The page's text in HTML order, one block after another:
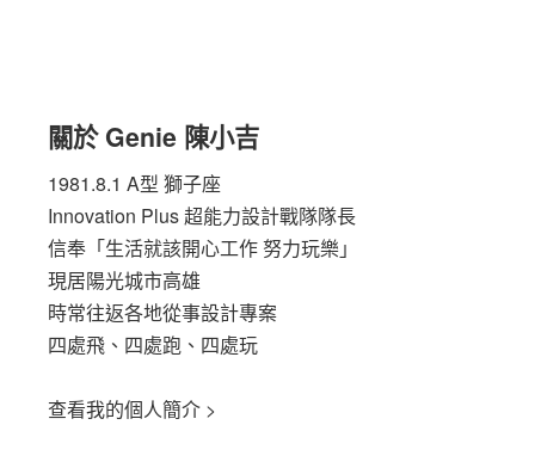
關於 Genie 陳小吉
1981.8.1 A型 獅子座
Innovation Plus超能力設計戰隊隊長
信奉「生活就該開心工作 努力玩樂」
現居陽光城市高雄
時常往返各地從事設計專案
四處飛、四處跑、四處玩
查看我的個人簡介 >